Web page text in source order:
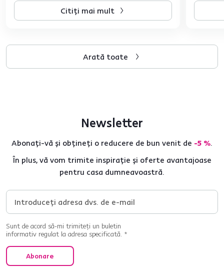
Citiți mai mult
Arată toate
Newsletter
Abonați-vă și obțineți o reducere de bun venit de -5 %.
În plus, vă vom trimite inspirație și oferte avantajoase
pentru casa dumneavoastră.
Sunt de acord să-mi trimiteți un buletin
informativ regulat la adresa specificată. *
Abonare